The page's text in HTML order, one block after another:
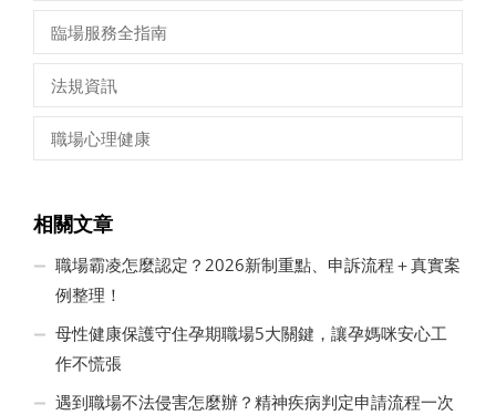
臨場服務全指南
法規資訊
職場心理健康
相關文章
職場霸凌怎麼認定？2026新制重點、申訴流程＋真實案
例整理！
母性健康保護守住孕期職場5大關鍵，讓孕媽咪安心工
作不慌張
遇到職場不法侵害怎麼辦？精神疾病判定申請流程一次